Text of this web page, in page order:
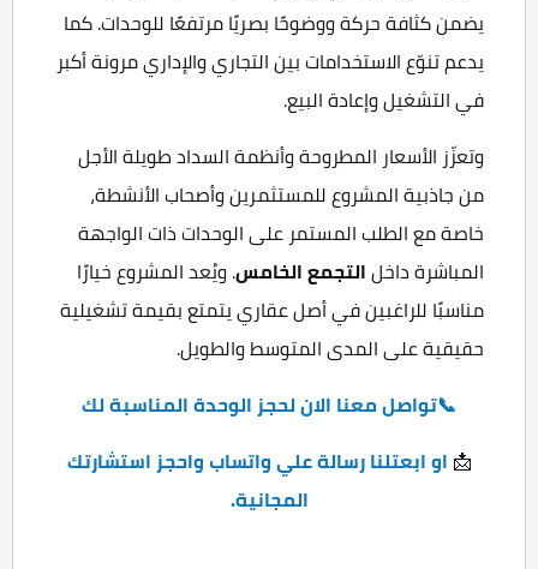
يضمن كثافة حركة ووضوحًا بصريًا مرتفعًا للوحدات. كما
يدعم تنوّع الاستخدامات بين التجاري والإداري مرونة أكبر
في التشغيل وإعادة البيع.
وتعزّز الأسعار المطروحة وأنظمة السداد طويلة الأجل
من جاذبية المشروع للمستثمرين وأصحاب الأنشطة،
خاصة مع الطلب المستمر على الوحدات ذات الواجهة
المباشرة داخلالتجمع الخامس. ويُعد المشروع خيارًا
مناسبًا للراغبين في أصل عقاري يتمتع بقيمة تشغيلية
حقيقية على المدى المتوسط والطويل.
📞تواصل معنا الان لحجز الوحدة المناسبة لك
📩 اوابعتلنا رسالة علي واتساب واحجز استشارتك
المجانية.